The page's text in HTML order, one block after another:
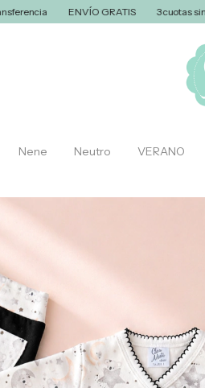
ENVÍO GRATIS 3 cuotas sin interés
Nene Neutro VERANO